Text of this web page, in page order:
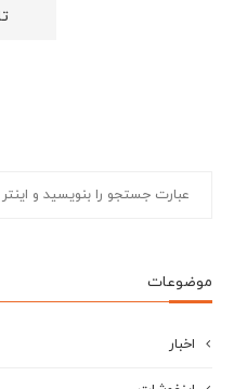
موضوعات
اخبار